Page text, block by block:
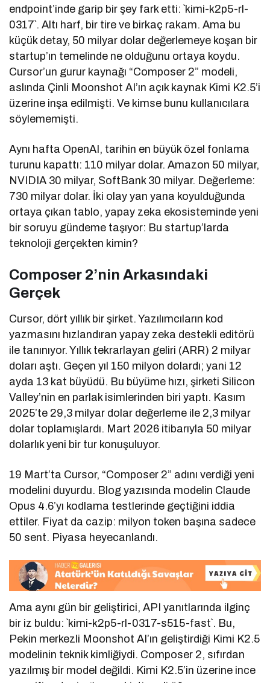
endpoint’inde garip bir şey fark etti: `kimi-k2p5-rl-
0317`. Altı harf, bir tire ve birkaç rakam. Ama bu
küçük detay, 50 milyar dolar değerlemeye koşan bir
startup’ın temelinde ne olduğunu ortaya koydu.
Cursor’un gurur kaynağı “Composer 2” modeli,
aslında Çinli Moonshot AI’ın açık kaynak Kimi K2.5’i
üzerine inşa edilmişti. Ve kimse bunu kullanıcılara
söylememişti.
Aynı hafta OpenAI, tarihin en büyük özel fonlama
turunu kapattı: 110 milyar dolar. Amazon 50 milyar,
NVIDIA 30 milyar, SoftBank 30 milyar. Değerleme:
730 milyar dolar. İki olay yan yana koyulduğunda
ortaya çıkan tablo, yapay zeka ekosisteminde yeni
bir soruyu gündeme taşıyor: Bu startup’larda
teknoloji gerçekten kimin?
Composer 2’nin Arkasındaki
Gerçek
Cursor, dört yıllık bir şirket. Yazılımcıların kod
yazmasını hızlandıran yapay zeka destekli editörü
ile tanınıyor. Yıllık tekrarlayan geliri (ARR) 2 milyar
doları aştı. Geçen yıl 150 milyon dolardı; yani 12
ayda 13 kat büyüdü. Bu büyüme hızı, şirketi Silicon
Valley’nin en parlak isimlerinden biri yaptı. Kasım
2025’te 29,3 milyar dolar değerleme ile 2,3 milyar
dolar toplamışlardı. Mart 2026 itibarıyla 50 milyar
dolarlık yeni bir tur konuşuluyor.
19 Mart’ta Cursor, “Composer 2” adını verdiği yeni
modelini duyurdu. Blog yazısında modelin Claude
Opus 4.6’yı kodlama testlerinde geçtiğini iddia
ettiler. Fiyat da cazip: milyon token başına sadece
50 sent. Piyasa heyecanlandı.
Ama aynı gün bir geliştirici, API yanıtlarında ilginç
bir iz buldu: `kimi-k2p5-rl-0317-s515-fast`. Bu,
Pekin merkezli Moonshot AI’ın geliştirdiği Kimi K2.5
modelinin teknik kimliğiydi. Composer 2, sıfırdan
yazılmış bir model değildi. Kimi K2.5’in üzerine ince